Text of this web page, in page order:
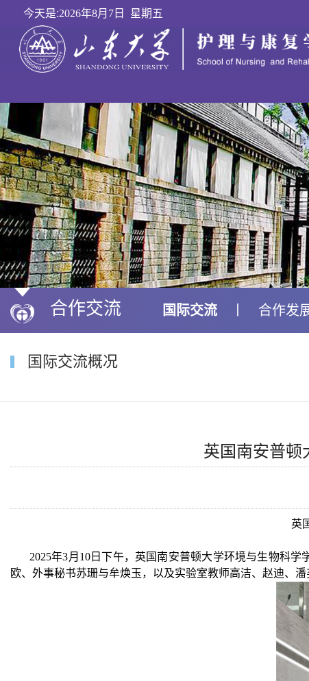
今天是:2026年8月7日 星期五
合作交流 国际交流 合作发
国际交流概况
英国南安普顿
英
2025年3月10日下午，英国南安普顿大学环境与生物科
欧、外事秘书苏珊与牟焕玉 ，以及实验室教师高洁、赵迪、